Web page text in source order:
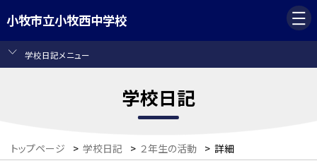
小牧市立小牧西中学校
学校日記メニュー
学校日記
トップページ > 学校日記 > ２年生の活動 > 詳細